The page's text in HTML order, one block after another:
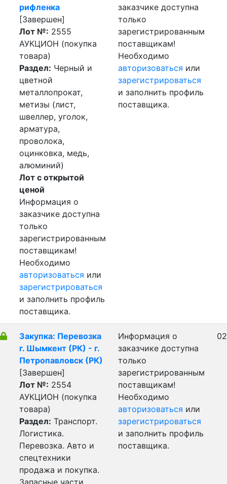
рифленка
[Завершен]
Лот №: 2555
АУКЦИОН (покупка
товара)
Раздел: Черный и
цветной
металлопрокат,
метизы (лист,
швеллер, уголок,
арматура,
проволока,
оцинковка, медь,
алюминий)
Лот с открытой
ценой
Информация о
заказчике доступна
только
зарегистрированным
поставщикам!
Необходимо
авторизоваться или
зарегистрироваться
и заполнить профиль
поставщика.
заказчике доступна
только
зарегистрированным
поставщикам!
Необходимо
авторизоваться или
зарегистрироваться
и заполнить профиль
поставщика.
Закупка: Перевозка
г. Шымкент (РК) - г.
Петропавловск (РК)
[Завершен]
Лот №: 2554
АУКЦИОН (покупка
товара)
Раздел: Транспорт.
Логистика.
Перевозка. Авто и
спецтехники
продажа и покупка.
Запасные части.
Информация о
заказчике доступна
только
зарегистрированным
поставщикам!
Необходимо
авторизоваться или
зарегистрироваться
и заполнить профиль
поставщика.